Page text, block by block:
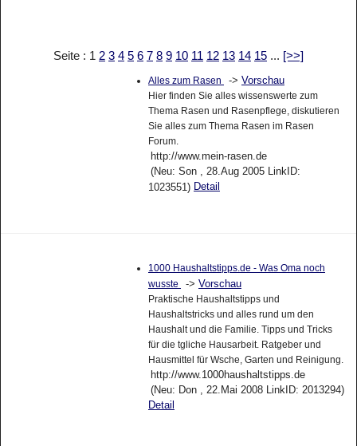
Seite : 1 2 3 4 5 6 7 8 9 10 11 12 13 14 15 ... [>>]
Alles zum Rasen -> Vorschau
Hier finden Sie alles wissenswerte zum
Thema Rasen und Rasenpflege, diskutieren
Sie alles zum Thema Rasen im Rasen
Forum.
http://www.mein-rasen.de
(Neu: Son , 28.Aug 2005 LinkID:
1023551) Detail
1000 Haushaltstipps.de - Was Oma noch
wusste
-> Vorschau
Praktische Haushaltstipps und
Haushaltstricks und alles rund um den
Haushalt und die Familie. Tipps und Tricks
für die tgliche Hausarbeit. Ratgeber und
Hausmittel für Wsche, Garten und Reinigung.
http://www.1000haushaltstipps.de
(Neu: Don , 22.Mai 2008 LinkID: 2013294)
Detail